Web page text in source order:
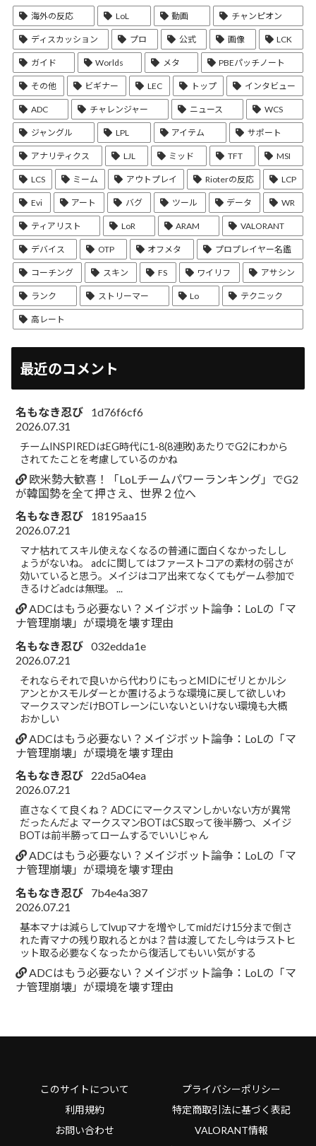
海外の反応 LoL 動画 チャンピオン
ディスカッション プロ 公式 画像 LCK
ガイド Worlds メタ PBEパッチノート
その他 ビギナー LEC トップ インタビュー
ADC チャレンジャー ニュース WCS
ジャングル LPL アイテム サポート
アナリティクス LJL ミッド TFT MSI
LCS ミーム アウトプレイ Rioterの反応 LCP
Evi アート バグ ツール データ WR
ティアリスト LoR ARAM VALORANT
デバイス OTP オフメタ プロプレイヤー名鑑
コーチング スキン FS ワイリフ アサシン
ランク ストリーマー Lo テクニック
高レート
最近のコメント
名もなき忍び
1d76f6cf6
2026.07.31
チームINSPIREDはEG時代に1-8(8連敗)あたりでG2にわから
されてたことを考慮しているのかね
欧米勢大歓喜！「LoLチームパワーランキング」でG2
が韓国勢を全て押さえ、世界２位へ
名もなき忍び
18195aa15
2026.07.21
マナ枯れてスキル使えなくなるの普通に面白くなかったしし
ょうがないね。 adcに関してはファーストコアの素材の弱さが
効いていると思う。メイジはコア出来てなくてもゲーム参加で
きるけどadcは無理。 ...
ADCはもう必要ない？メイジボット論争：LoLの「マ
ナ管理崩壊」が環境を壊す理由
名もなき忍び 032edda1e
2026.07.21
それならそれで良いから代わりにもっとMIDにゼリとかルシ
アンとかスモルダーとか置けるような環境に戻して欲しいわ
マークスマンだけBOTレーンにいないといけない環境も大概
おかしい
ADCはもう必要ない？メイジボット論争：LoLの「マ
ナ管理崩壊」が環境を壊す理由
名もなき忍び
22d5a04ea
2026.07.21
直さなくて良くね？ ADCにマークスマンしかいない方が異常
だったんだよ マークスマンBOTはCS取って後半勝つ、メイジ
BOTは前半勝ってロームするでいいじゃん
ADCはもう必要ない？メイジボット論争：LoLの「マ
ナ管理崩壊」が環境を壊す理由
名もなき忍び
7b4e4a387
2026.07.21
基本マナは減らしてlvupマナを増やしてmidだけ15分まで倒さ
れた青マナの残り取れるとかは？昔は渡してたし今はラストヒ
ット取る必要なくなったから復活してもいい気がする
ADCはもう必要ない？メイジボット論争：LoLの「マ
ナ管理崩壊」が環境を壊す理由
このサイトについて
プライバシーポリシー
利用規約
特定商取引法に基づく表記
お問い合わせ
VALORANT情報